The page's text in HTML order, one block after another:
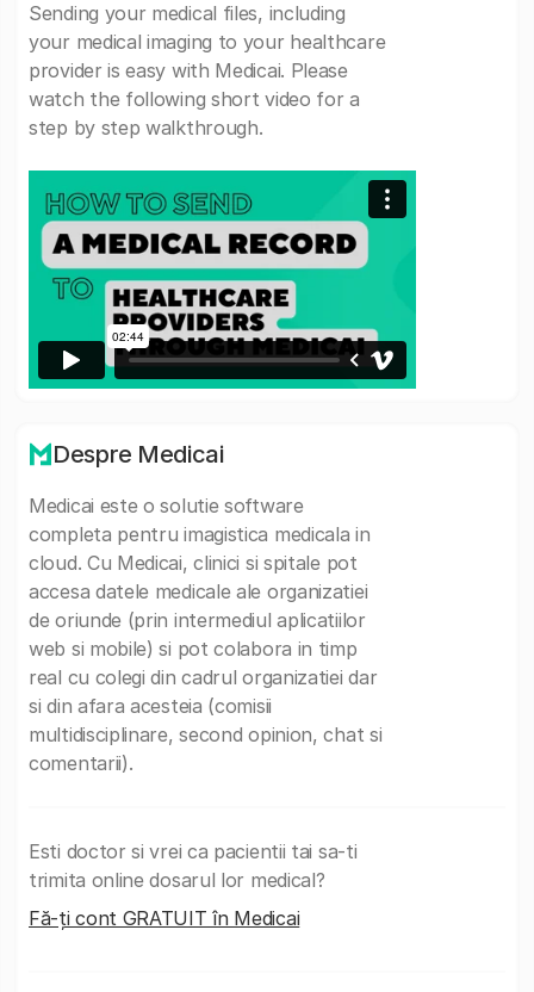
Sending your medical files, including
your medical imaging to your healthcare
provider is easy with Medicai. Please
watch the following short video for a
step by step walkthrough.
Despre Medicai
Medicai este o solutie software
completa pentru imagistica medicala in
cloud. Cu Medicai, clinici si spitale pot
accesa datele medicale ale organizatiei
de oriunde (prin intermediul aplicatiilor
web si mobile) si pot colabora in timp
real cu colegi din cadrul organizatiei dar
si din afara acesteia (comisii
multidisciplinare, second opinion, chat si
comentarii).
Esti doctor si vrei ca pacientii tai sa-ti
trimita online dosarul lor medical?
Fă-ți cont GRATUIT în Medicai